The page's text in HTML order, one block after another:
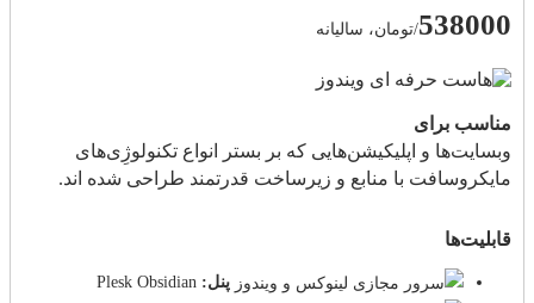
538000/تومان، سالیانه
مناسب برای
وبسایت‌ها و اپلیکیشن‌هایی که بر بستر انواع تکنولوژِی‌های
مایکروسافت با منابع و زیرساخت قدرتمند طراحی شده اند.
قابلیت‌ها
پنل: